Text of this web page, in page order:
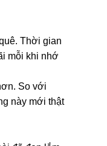
Thời ɡian
mỗi khi nhớ
So với
này mới thật